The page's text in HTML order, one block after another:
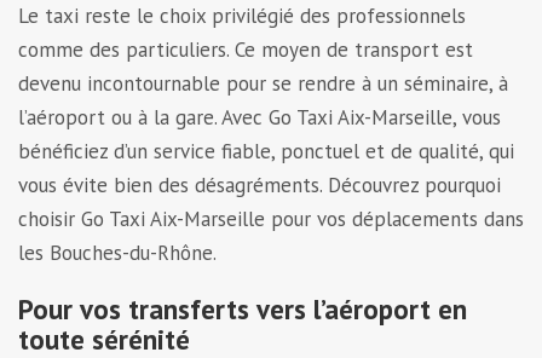
Le taxi reste le choix privilégié des professionnels
comme des particuliers. Ce moyen de transport est
devenu incontournable pour se rendre à un séminaire, à
l’aéroport ou à la gare. Avec Go Taxi Aix-Marseille, vous
bénéficiez d’un service fiable, ponctuel et de qualité, qui
vous évite bien des désagréments. Découvrez pourquoi
choisir Go Taxi Aix-Marseille pour vos déplacements dans
les Bouches-du-Rhône.
Pour vos transferts vers l’aéroport en
toute sérénité